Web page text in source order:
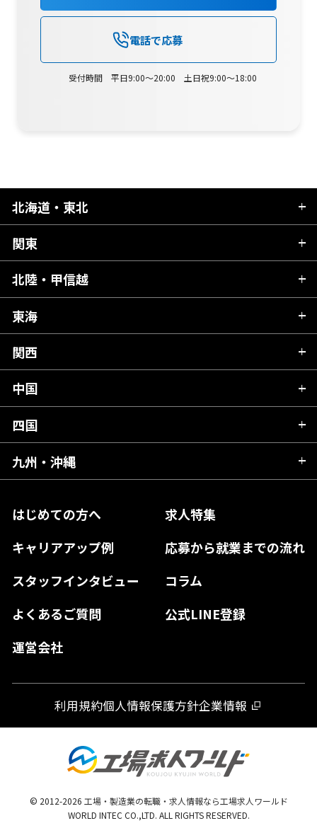
電話で応募
受付時間 平日9:00～20:00 土日祝9:00～18:00
はじめての方へ
求人特集
キャリアアップ例
応募から就業までの流れ
スタッフインタビュー
コラム
よくあるご質問
公式LINE登録
運営会社
北海道・東北
北海道
青森県
秋田県
岩手県
宮城県
福島県
関東
茨城県
栃木県
群馬県
埼玉県
千葉県
東京都
神奈川県
北陸・甲信越
新潟県
富山県
石川県
山梨県
長野県
東海
岐阜県
静岡県
愛知県
関西
滋賀県
京都府
大阪府
奈良県
和歌山県
中国
広島県
岡山県
島根県
山口県
四国
愛媛県
徳島県
九州・沖縄
熊本県
宮崎県
利用規約個人情報保護方針企業情報
© 2012-2026 工場・製造業の転職・求人情報なら工場求人ワールド
WORLD INTEC CO.,LTD. ALL RIGHTS RESERVED.